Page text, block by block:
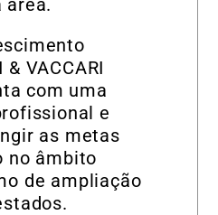
área.
VACCARI
com uma
e
as metas
no âmbito
de ampliação